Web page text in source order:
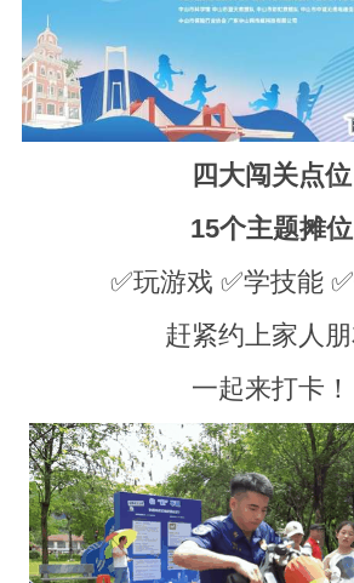
四大闯关点位
15个主题摊位
✅玩游戏 ✅学技能
赶紧约上家人
一起来打卡！